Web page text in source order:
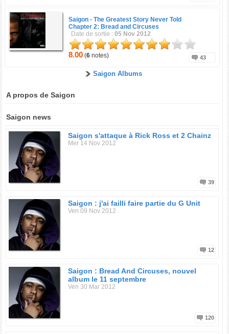
Saigon -The Greatest Story Never Told
Chapter 2: Bread and Circuses
Date de sortie :05 Nov 2012
8.00 (6 notes) 43
Saigon Albums
A propos de Saigon
Saigon news
Saigon s'attaque à Rick Ross et 2 Chainz
Mer 14 Nov 2012
39
Saigon : j'ai failli faire partie du G Unit
Ven 09 Nov 2012
12
Saigon : Bread And Circuses, nouvel
album le 11 septembre
Ven 30 Mar 2012
120